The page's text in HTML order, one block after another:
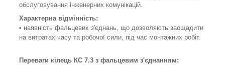
обслуговування інженерних комунікацій.
Характерна відмінність:
• наявність фальцевих з'єднань, що дозволяють заощадити
на витратах часу та робочої сили, під час монтажних робіт.
Переваги кілець КС 7.3 з фальцевим з'єднанням: